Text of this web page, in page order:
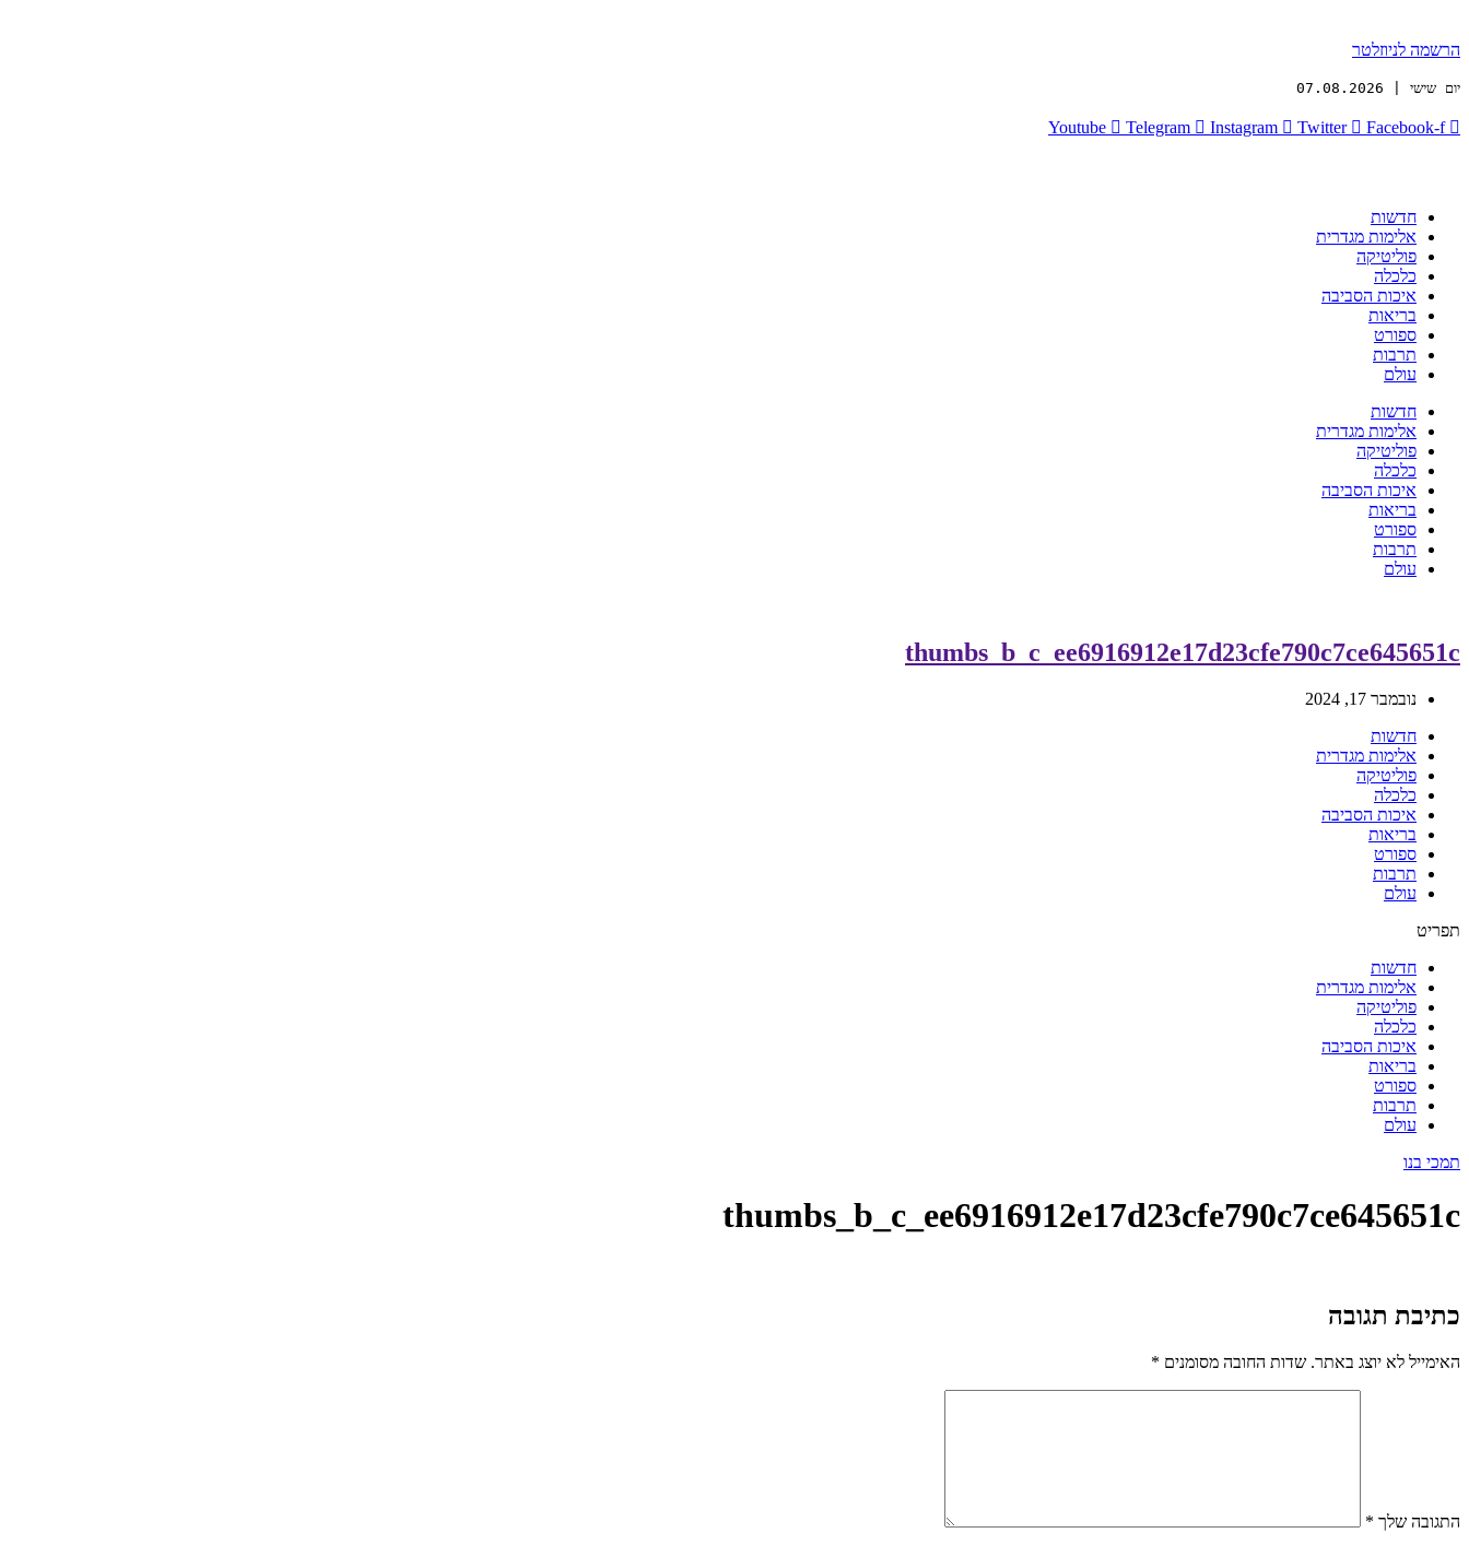
הרשמה לניוזלטר
יום שישי | 07.08.2026
Youtube Telegram Instagram Twitter Facebook-f
חדשות
אלימות מגדרית
פוליטיקה
כלכלה
איכות הסביבה
בריאות
ספורט
תרבות
עולם
חדשות
אלימות מגדרית
פוליטיקה
כלכלה
איכות הסביבה
בריאות
ספורט
תרבות
עולם
thumbs_b_c_ee6916912e17d23cfe790c7ce645651c
נובמבר 17, 2024
חדשות
אלימות מגדרית
פוליטיקה
כלכלה
איכות הסביבה
בריאות
ספורט
תרבות
עולם
תפריט
חדשות
אלימות מגדרית
פוליטיקה
כלכלה
איכות הסביבה
בריאות
ספורט
תרבות
עולם
תמכי בנו
thumbs_b_c_ee6916912e17d23cfe790c7ce645651c
כתיבת תגובה
האימייל לא יוצג באתר. שדות החובה מסומנים *
התגובה שלך *